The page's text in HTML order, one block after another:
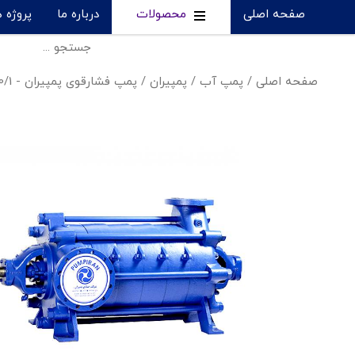
صفحه اصلی محصولات درباره ما
صفحه اصلی / پمپ آب / پمپیران / پمپ فشارقوی پمپیران - WKL40/1